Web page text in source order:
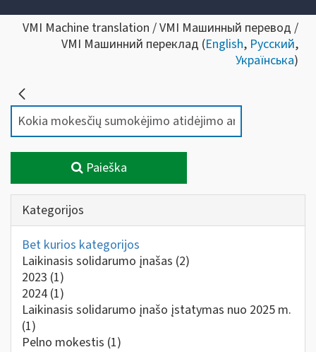
VMI Machine translation / VMI Машинный перевод /
VMI Машинний переклад (English, Русский,
Українська)
Paieška
Kategorijos
Bet kurios kategorijos
Laikinasis solidarumo įnašas (2)
2023 (1)
2024 (1)
Laikinasis solidarumo įnašo įstatymas nuo 2025 m.
(1)
Pelno mokestis (1)